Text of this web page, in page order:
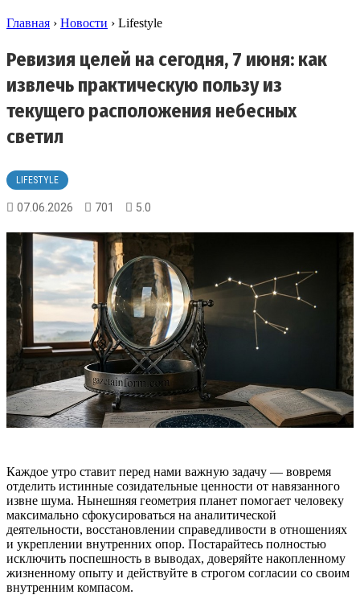
Главная › Новости › Lifestyle
Ревизия целей на сегодня, 7 июня: как
извлечь практическую пользу из
текущего расположения небесных
светил
LIFESTYLE
07.06.2026 701 5.0
Каждое утро ставит перед нами важную задачу — вовремя
отделить истинные созидательные ценности от навязанного
извне шума. Нынешняя геометрия планет помогает человеку
максимально сфокусироваться на аналитической
деятельности, восстановлении справедливости в отношениях
и укреплении внутренних опор. Постарайтесь полностью
исключить поспешность в выводах, доверяйте накопленному
жизненному опыту и действуйте в строгом согласии со своим
внутренним компасом.